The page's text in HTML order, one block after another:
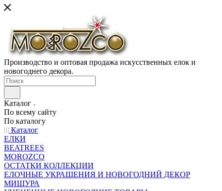
Производство и оптовая продажа искусственных елок и
новогоднего декора.
Каталог
По всему сайту
По каталогу
Каталог
ЕЛКИ
BEATREES
MOROZCO
ОСТАТКИ КОЛЛЕКЦИИ
ЕЛОЧНЫЕ УКРАШЕНИЯ И НОВОГОДНИЙ ДЕКОР
МИШУРА